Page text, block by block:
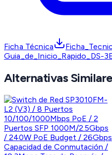
Ficha Técnica
Guia_de_Inicio_Rapido_DS-
Alternativas